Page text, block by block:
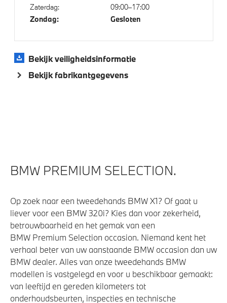
Park Distance Control voor/achter (PDC)
Parking Assistant
Aandrijving en onderstel
M Adaptief onderstel
Actieve Voetgangersbescherming
Isofix bevestiging passagierstoel voor
Zaterdag:
09:00–17:00
Zondag: Gesloten
Bekijk veiligheidsinformatie
Bekijk fabrikantgegevens
BMW PREMIUM SELECTION.
Op zoek naar een tweedehands BMW X1? Of gaat u
liever voor een BMW 320i? Kies dan voor zekerheid,
betrouwbaarheid en het gemak van een
BMW Premium Selection occasion. Niemand kent het
verhaal beter van uw aanstaande BMW occasion dan uw
BMW dealer. Alles van onze tweedehands BMW
modellen is vastgelegd en voor u beschikbaar gemaakt:
van leeftijd en gereden kilometers tot
onderhoudsbeurten, inspecties en technische